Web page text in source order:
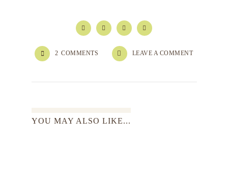
2 COMMENTS LEAVE A COMMENT
YOU MAY ALSO LIKE...